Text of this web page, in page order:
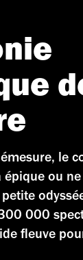
le
ou ne
000
fleuve